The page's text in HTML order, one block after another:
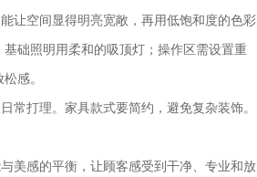
让空间显得明亮宽敞，再用低饱和度的色彩
础照明用柔和的吸顶灯；操作区需设置重
感。
打理。家具款式要简约，避免复杂装饰。
美感的平衡，让顾客感受到干净、专业和放